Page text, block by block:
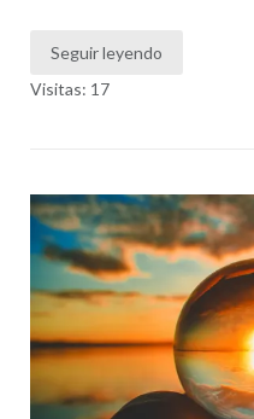
Seguir leyendo
Visitas: 17